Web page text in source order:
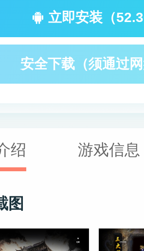
立即安装（
安全下载（须通过网
绍 游戏信息
图